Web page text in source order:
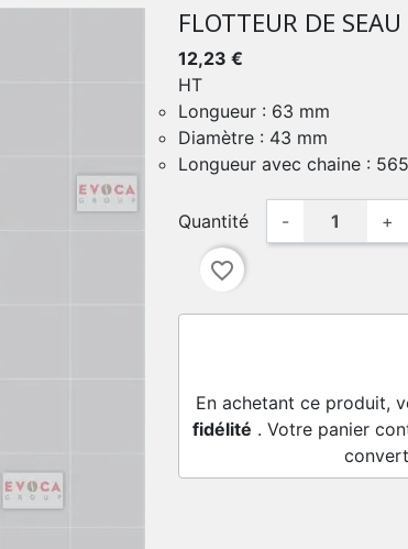
FLOTTEUR DE SEAU
12,23 €
HT
Longueur : 63 mm
Diamètre : 43 mm
Longueur avec chaine :
Quantité - +
favorite_border
En achetant ce produit,
fidélité . Votre panier